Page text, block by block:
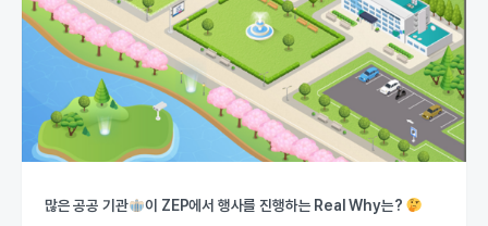
많은 공공 기관 이 ZEP에서 행사를 진행하는 Real Why는?